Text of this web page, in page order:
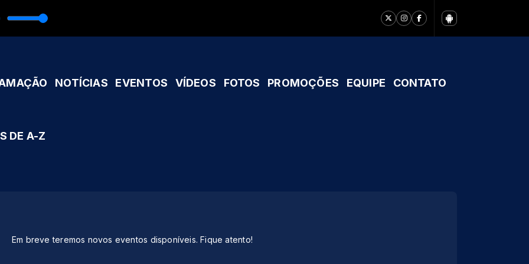
NOTÍCIAS EVENTOS VÍDEOS FOTOS PROMOÇÕES EQUIPE CONTATO
DE A-Z
Em breve teremos novos eventos disponíveis. Fique atento!